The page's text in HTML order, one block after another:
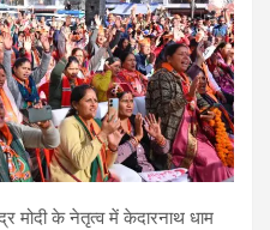
मोदी के नेतृत्व में केदारनाथ धाम